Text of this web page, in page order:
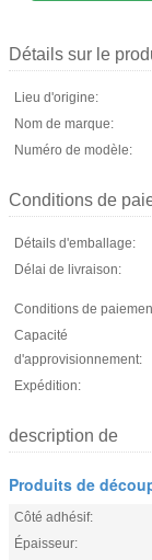
Détails sur le
Lieu d'origine:
Nom de marque:
Numéro de modèle:
Conditions de
Détails d'emballage:
Délai de livraison:
Conditions de
Capacité
d'approvisionnement:
Expédition:
description de
Produits de
Côté adhésif:
Épaisseur: